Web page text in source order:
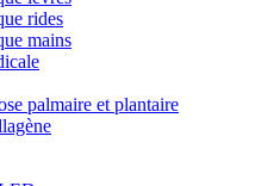
rides
mains
palmaire et plantaire